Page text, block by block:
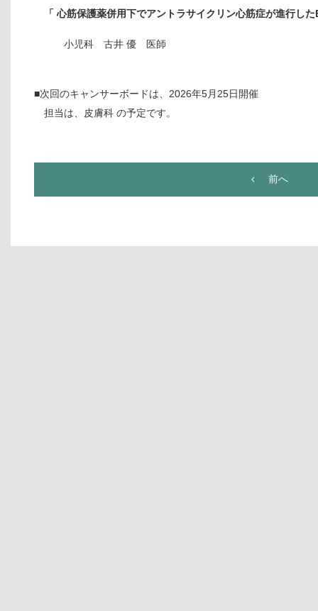
「 心筋保護薬併用下でアントラサイクリン心筋症が進行し
小児科 古井 優 医師
■次回のキャンサーボードは、2026年5月25日開催
担当は、皮膚科 の予定です。
前へ